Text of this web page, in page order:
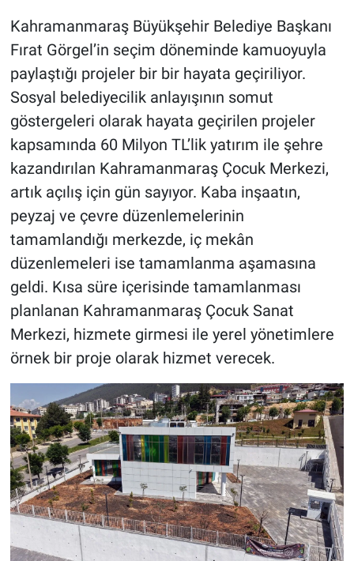
Kahramanmaraş Büyükşehir Belediye Başkanı
Fırat Görgel’in seçim döneminde kamuoyuyla
paylaştığı projeler bir bir hayata geçiriliyor.
Sosyal belediyecilik anlayışının somut
göstergeleri olarak hayata geçirilen projeler
kapsamında 60 Milyon TL’lik yatırım ile şehre
kazandırılan Kahramanmaraş Çocuk Merkezi,
artık açılış için gün sayıyor. Kaba inşaatın,
peyzaj ve çevre düzenlemelerinin
tamamlandığı merkezde, iç mekân
düzenlemeleri ise tamamlanma aşamasına
geldi. Kısa süre içerisinde tamamlanması
planlanan Kahramanmaraş Çocuk Sanat
Merkezi, hizmete girmesi ile yerel yönetimlere
örnek bir proje olarak hizmet verecek.
HABERDE İNSAN
EĞİTİM
BİLİM VE TEKNOLOJİ
Güvenlik
Bölge